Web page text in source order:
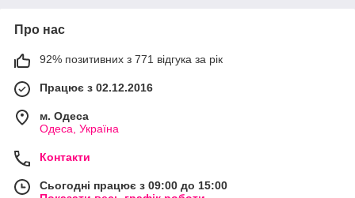
Про нас
92% позитивних з 771 відгука за рік
Працює з 02.12.2016
м. Одеса
Одеса, Україна
Контакти
Сьогодні працює з 09:00 до 15:00